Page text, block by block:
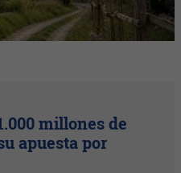
millones de
apuesta por